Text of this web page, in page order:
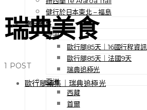
健行於日本東北 – 福島
旅行故事
歐洲
歐行腿85天｜16國行程資訊
歐行腿85天｜法國9天
瑞典追極光
亞洲
西藏
首爾
瑞典美食
1 POST
歐行腿續集｜瑞典追極光